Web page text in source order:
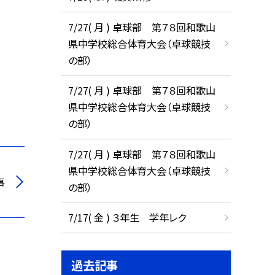
7/27( 月 ) 卓球部 第７８回和歌山
県中学校総合体育大会（卓球競技
の部）
7/27( 月 ) 卓球部 第７８回和歌山
県中学校総合体育大会（卓球競技
の部）
7/27( 月 ) 卓球部 第７８回和歌山
県中学校総合体育大会（卓球競技
の部）
7/17( 金 ) ３年生 学年レク
過去記事